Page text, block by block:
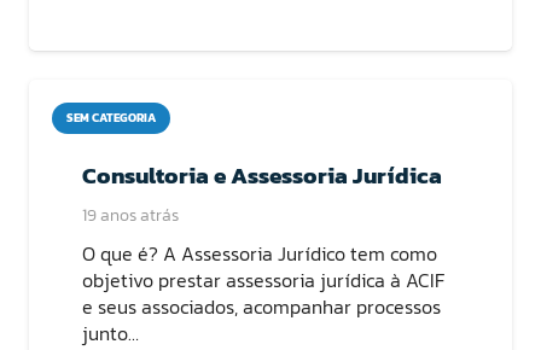
SEM CATEGORIA
Consultoria e Assessoria Jurídica
19 anos atrás
O que é? A Assessoria Jurídico tem como
objetivo prestar assessoria jurídica à ACIF
e seus associados, acompanhar processos
junto…